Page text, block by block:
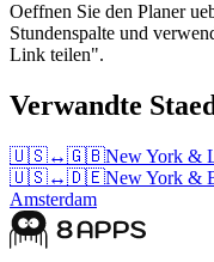
Oeffnen Sie den Planer
Stundenspalte und
Link teilen".
Verwandte
🇺🇸↔🇬🇧New York &
🇺🇸↔🇩🇪New York &
Amsterdam